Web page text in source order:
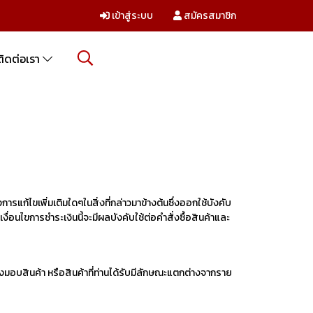
เข้าสู่ระบบ สมัครสมาชิก
ดต่อเรา
รแก้ไขเพิ่มเติมใดๆในสิ่งที่กล่าวมาข้างต้นซึ่งออกใช้บังคับ
นไขการชำระเงินนี้จะมีผลบังคับใช้ต่อคำสั่งซื้อสินค้าและ
งมอบสินค้า หรือสินค้าที่ท่านได้รับมีลักษณะแตกต่างจากราย